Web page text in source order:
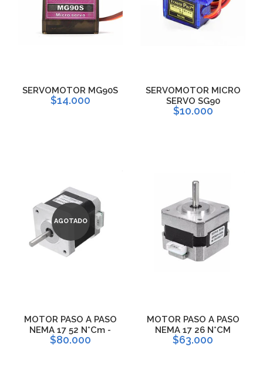
SERVOMOTOR MG90S
$14.000
SERVOMOTOR MICRO
SERVO SG90
$10.000
AGOTADO
MOTOR PASO A PASO
NEMA 17 52 N*Cm -
$80.000
MOTOR PASO A PASO
NEMA 17 26 N*CM
$63.000